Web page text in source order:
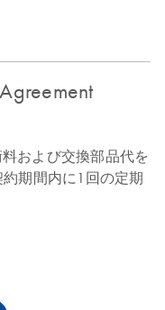
および交換部品代を
期間内に1回の定期